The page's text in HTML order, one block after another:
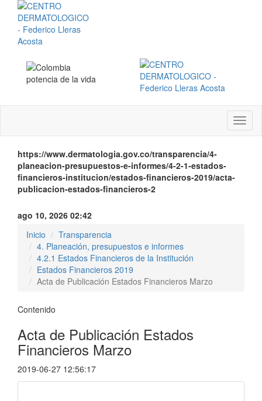
Menú
https://www.dermatologia.gov.co/transparencia/4-
planeacion-presupuestos-e-informes/4-2-1-estados-
financieros-institucion/estados-financieros-2019/acta-
publicacion-estados-financieros-2
ago 10, 2026 02:42
Inicio
Transparencia
4. Planeación, presupuestos e informes
4.2.1 Estados Financieros de la Institución
Estados Financieros 2019
Acta de Publicación Estados Financieros Marzo
Contenido
Acta de Publicación Estados
Financieros Marzo
2019-06-27 12:56:17